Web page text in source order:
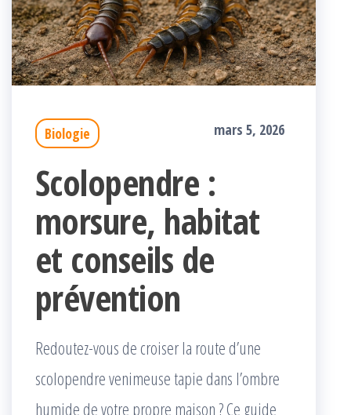
Biologie mars 5, 2026
Scolopendre :
morsure, habitat
et conseils de
prévention
Redoutez-vous de croiser la route d’une
scolopendre venimeuse tapie dans l’ombre
humide de votre propre maison ? Ce guide